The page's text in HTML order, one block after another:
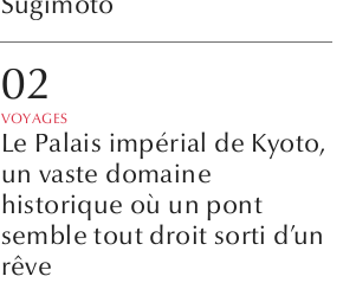
VOYAGES
Le Palais impérial de Kyoto,
un vaste domaine
historique où un pont
semble tout droit sorti d’un
rêve